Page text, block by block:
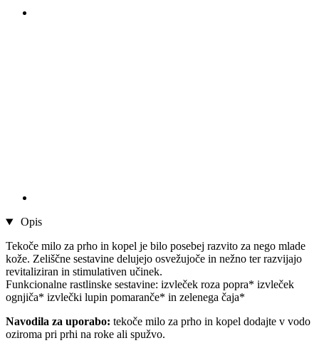
Opis
Tekoče milo za prho in kopel je bilo posebej razvito za nego mlade
kože. Zeliščne sestavine delujejo osvežujoče in nežno ter razvijajo
revitaliziran in stimulativen učinek.
Funkcionalne rastlinske sestavine: izvleček roza popra* izvleček
ognjiča* izvlečki lupin pomaranče* in zelenega čaja*
Navodila za uporabo: tekoče milo za prho in kopel dodajte v vodo
oziroma pri prhi na roke ali spužvo.